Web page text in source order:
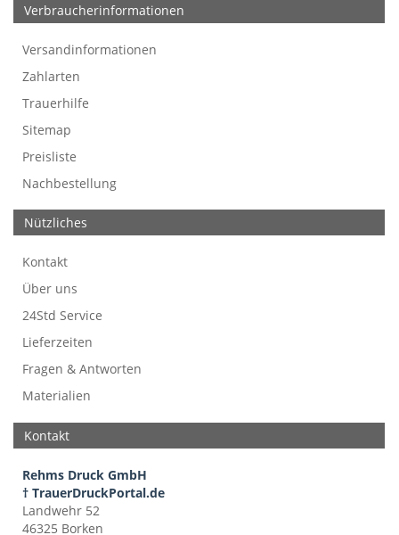
Verbraucherinformationen
Versandinformationen
Zahlarten
Trauerhilfe
Sitemap
Preisliste
Nachbestellung
Werbefreie Trauerkarten
Tipps
So bestellen Sie
Preise und Muster
Texte für Trauerkarten
Texte für Kondolenzkarten
Nützliches
Kontakt
Über uns
24Std Service
Lieferzeiten
Fragen & Antworten
Materialien
Kontakt
Rehms Druck GmbH
† TrauerDruckPortal.de
Landwehr 52
46325 Borken